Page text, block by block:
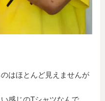
はほとんど見えませんが
感じのTシャツなんで